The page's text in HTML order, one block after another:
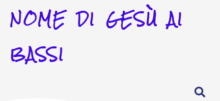
NOME DI GESÙ AI
BASSI